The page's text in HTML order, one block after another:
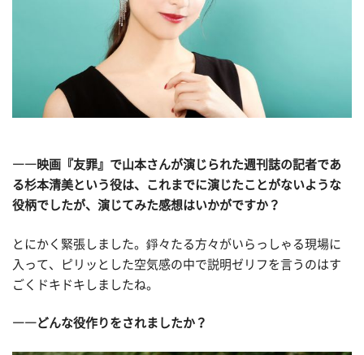
――映画『友罪』で山本さんが演じられた週刊誌の記者であ
る杉本清美という役は、これまでに演じたことがないような
役柄でしたが、演じてみた感想はいかがですか？
とにかく緊張しました。錚々たる方々がいらっしゃる現場に
入って、ピリッとした空気感の中で説明ゼリフを言うのはす
ごくドキドキしましたね。
――どんな役作りをされましたか？